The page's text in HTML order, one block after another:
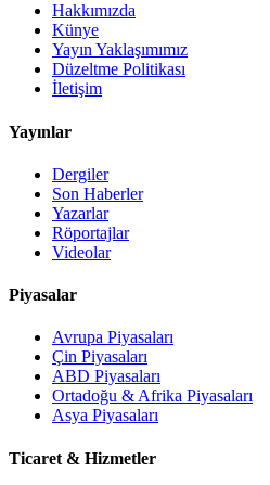
Hakkımızda
Künye
Yayın Yaklaşımımız
Düzeltme Politikası
İletişim
Yayınlar
Dergiler
Son Haberler
Yazarlar
Röportajlar
Videolar
Piyasalar
Avrupa Piyasaları
Çin Piyasaları
ABD Piyasaları
Ortadoğu & Afrika Piyasaları
Asya Piyasaları
Ticaret & Hizmetler